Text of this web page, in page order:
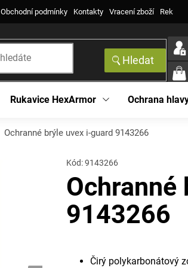
Obchodní podmínky Kontakty Vracení zboží
Hledat
KOŠÍK
Rukavice HexArmor Ochrana
Ochranné brýle uvex i-guard 9143266
Ochranné
9143266
Kód:9143266
Čirý polykarbonátový